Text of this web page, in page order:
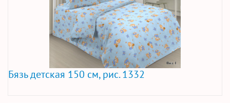
Бязь детская 150 см, рис. 1332